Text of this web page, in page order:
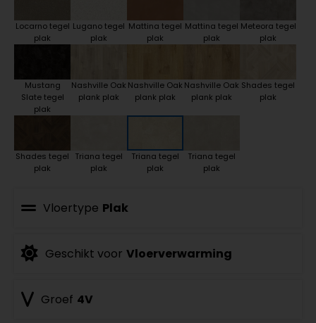
Locarno tegel
plak
Lugano tegel
plak
Mattina tegel
plak
Mattina tegel
plak
Meteora tegel
plak
Mustang
Slate tegel
plak
Nashville Oak
plank plak
Nashville Oak
plank plak
Nashville Oak
plank plak
Shades tegel
plak
Shades tegel
plak
Triana tegel
plak
Triana tegel
plak
Triana tegel
plak
Vloertype Plak
Geschikt voor Vloerverwarming
Groef 4V